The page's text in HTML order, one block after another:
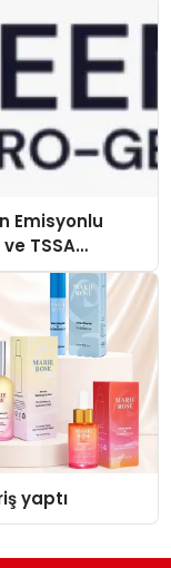
Emisyonlu
TSSA
yaptı